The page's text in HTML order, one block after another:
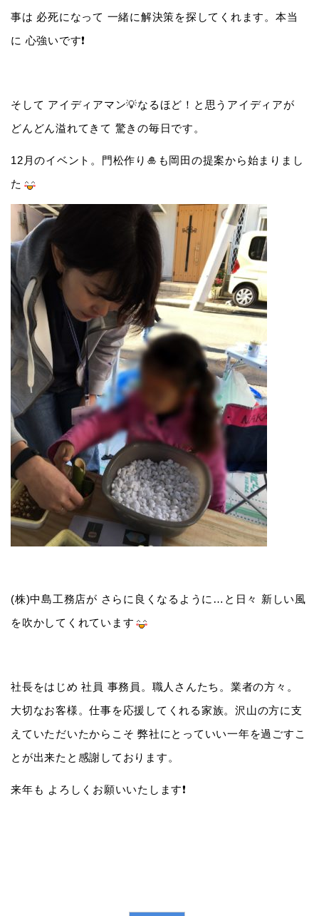
事は 必死になって 一緒に解決策を探してくれます。本当
に 心強いです❗️
そして アイディアマン💡なるほど！と思うアイディアが
どんどん溢れてきて 驚きの毎日です。
12月のイベント。門松作り🎍も岡田の提案から始まりまし
た
(株)中島工務店が さらに良くなるように…と日々 新しい風
を吹かしてくれています
社長をはじめ 社員 事務員。職人さんたち。業者の方々。
大切なお客様。仕事を応援してくれる家族。沢山の方に支
えていただいたからこそ 弊社にとっていい一年を過ごすこ
とが出来たと感謝しております。
来年も よろしくお願いいたします❗️